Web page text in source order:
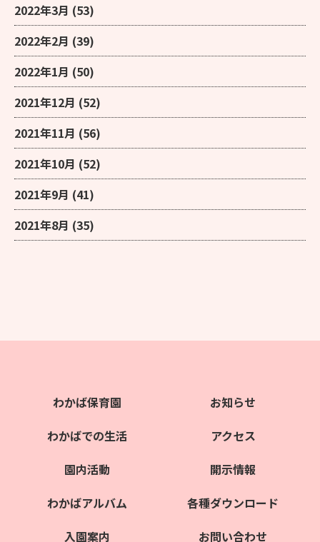
2022年3月 (53)
2022年2月 (39)
2022年1月 (50)
2021年12月 (52)
2021年11月 (56)
2021年10月 (52)
2021年9月 (41)
2021年8月 (35)
わかば保育園
わかばでの生活
園内活動
わかばアルバム
入園案内
お知らせ
アクセス
開示情報
各種ダウンロード
お問い合わせ